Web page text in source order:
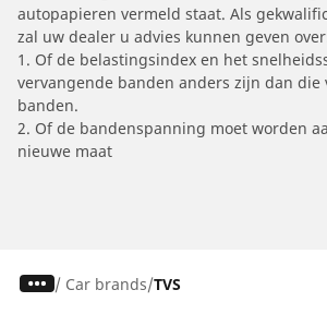
autopapieren vermeld staat. Als
zal uw dealer u advies kunnen geven
1. Of de belastingsindex en het
vervangende banden anders zijn dan die
banden.
2. Of de bandenspanning moet worden
nieuwe maat
/ Car brands TVS